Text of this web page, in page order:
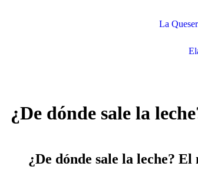
La
¿De dónde sale la
¿De dónde sale la leche?